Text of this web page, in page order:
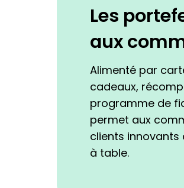
Les
aux
Alimenté par
cadeaux,
programme de
permet aux
clients innovants
à table.